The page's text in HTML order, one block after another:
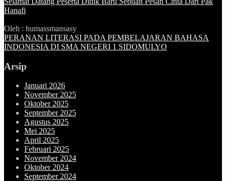
Hanafi
Oleh : humassmansasy
PERANAN LITERASI PADA PEMBELAJARAN BAHASA
INDONESIA DI SMA NEGERI 1 SIDOMULYO
Arsip
Januari 2026
November 2025
Oktober 2025
September 2025
Agustus 2025
Mei 2025
April 2025
Februari 2025
November 2024
Oktober 2024
September 2024